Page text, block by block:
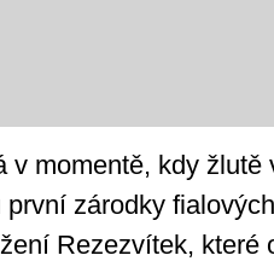
v momentě, kdy
zárodky
Rezezvítek, které